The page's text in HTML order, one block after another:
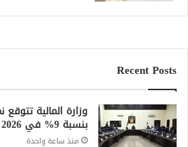
Recent Posts
وزارة المالية
بنسبة 9% في 2026 واستمرار تراجع التضخم
منذ ساعة واحدة